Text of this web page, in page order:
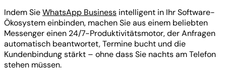
Indem SieWhatsApp Business intelligent in Ihr Software-
Ökosystem einbinden, machen Sie aus einem beliebten
Messenger einen 24/7-Produktivitätsmotor, der Anfragen
automatisch beantwortet, Termine bucht und die
Kundenbindung stärkt – ohne dass Sie nachts am Telefon
stehen müssen.